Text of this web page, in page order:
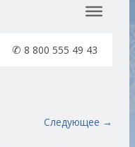
✆ 8 800 555 49 43
Следующее →